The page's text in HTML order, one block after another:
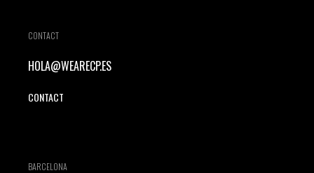
CONTACT
HOLA@WEARECP.ES
CONTACT
BARCELONA